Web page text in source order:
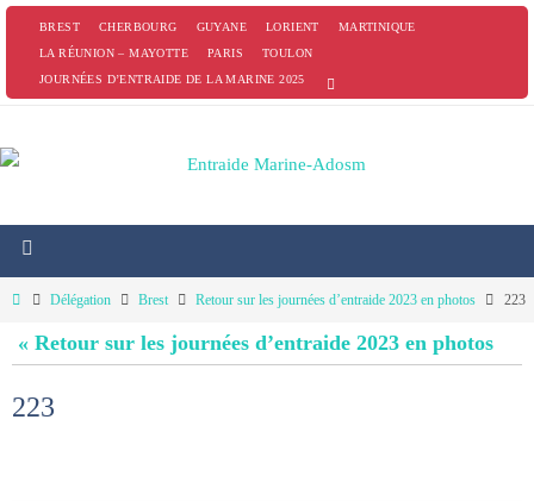
PasserBREST CHERBOURG GUYANE LORIENT
MARTINIQUE
LA RÉUNION – MAYOTTE
PARIS
TOULON
JOURNÉES D’ENTRAIDE DE LA MARINE 2025
HomeDélégation Brest Retour sur les journées d’entraide 2023 en photos 223
« Retour sur les journées d’entraide 2023 en photos
223